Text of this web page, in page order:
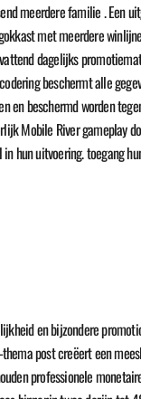
meerdere familie . Een
met meerdere
dagelijks
beschermt alle
en beschermd worden
Mobile River gameplay
hun uitvoering. toegang
en bijzondere
post creëert een
professionele